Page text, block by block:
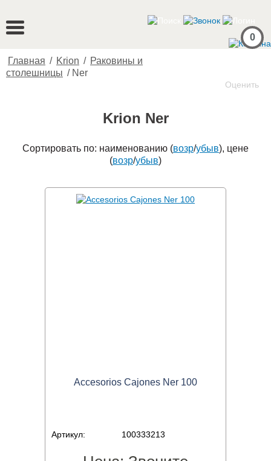
0
Главная / Krion / Раковины и
столешницы / Ner
Оценить
Krion Ner
Сортировать по: наименованию (возр/убыв), цене
(возр/убыв)
Accesorios Cajones Ner 100
Артикул: 100333213